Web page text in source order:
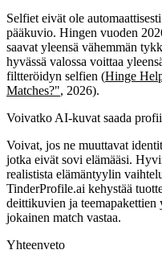
Selfiet eivät ole
pääkuvio. Hingen vuoden
saavat yleensä vähemmän
hyvässä valossa voittaa
filtteröidyn selfien (Hinge
Matches?", 2026).
Voivatko AI-kuvat saada
Voivat, jos ne muuttavat
jotka eivät sovi elämääsi.
realistista elämäntyylin
TinderProfile.ai kehystää
deittikuvien ja teemapakettien
jokainen match vastaa.
Yhteenveto